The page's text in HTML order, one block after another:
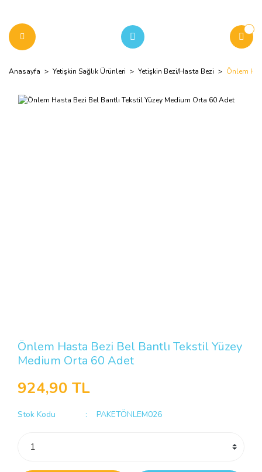
Anasayfa Yetişkin Sağlık Ürünleri Yetişkin Bezi/Hasta Bezi Önlem
Önlem Hasta Bezi Bel Bantlı Tekstil Yüzey
Medium Orta 60 Adet
924,90 TL
Stok Kodu PAKETÖNLEM026